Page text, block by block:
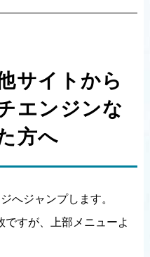
サイトから
エンジンな
方へ
へジャンプします。
ですが、上部メニューよ